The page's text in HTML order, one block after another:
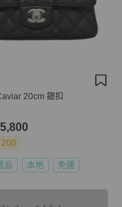
20cm 銀扣
品 本地 免運